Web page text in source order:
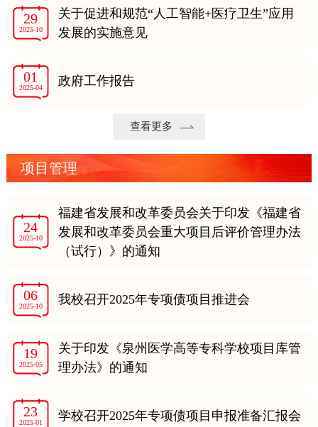
29
2025-10
关于促进和规范“人工智能+医疗卫生”应用
发展的实施意见
01
2025-04 政府工作报告
查看更多
项目管理
24
2025-10
福建省发展和改革委员会关于印发《福建省
发展和改革委员会重大项目后评价管理办法
（试行）》的通知
06
2025-10 我校召开2025年专项债项目推进会
19
2025-05
关于印发《泉州医学高等专科学校项目库管
理办法》的通知
23
2025-01 学校召开2025年专项债项目申报准备汇报会